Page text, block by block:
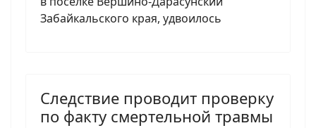
Забайкальского края, удвоилось
Следствие проводит проверку
по факту смертельной травмы